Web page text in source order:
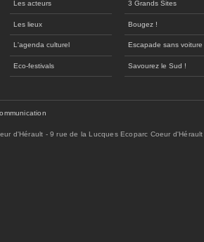
Les acteurs
Les lieux
L'agenda culturel
Eco-festivals
3 Grands Sites
Bougez !
Escapade sans voiture
Savourez le Sud !
d'Hérault - 9 rue de la Lucques Ecoparc Coeur